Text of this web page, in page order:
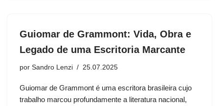
Guiomar de Grammont: Vida, Obra e
Legado de uma Escritoria Marcante
por Sandro Lenzi 25.07.2025
Guiomar de Grammont é uma escritora brasileira cujo
trabalho marcou profundamente a literatura nacional,